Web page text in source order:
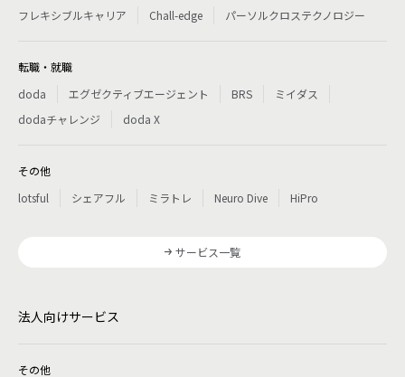
フレキシブルキャリア
Chall-edge パーソルクロステクノロジー
転職・就職
doda
エグゼクティブエージェント BRS
ミイダス
dodaチャレンジ
doda X
その他
lotsful
シェアフル ミラトレ Neuro Dive HiPro
サービス一覧
法人向けサービス
その他